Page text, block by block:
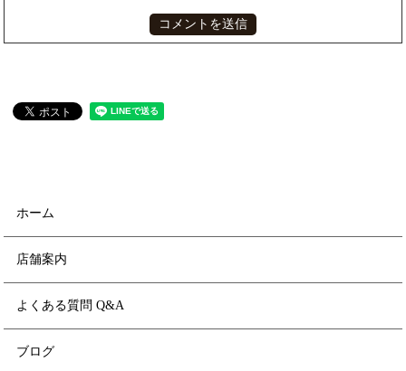
ホーム
店舗案内
よくある質問 Q&A
ブログ